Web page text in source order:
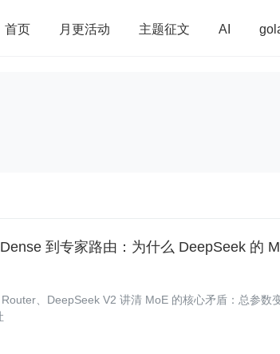
首页 月更活动 主题征文 AI
、DeepSeek V2 讲清 MoE 的核心矛盾：总参数